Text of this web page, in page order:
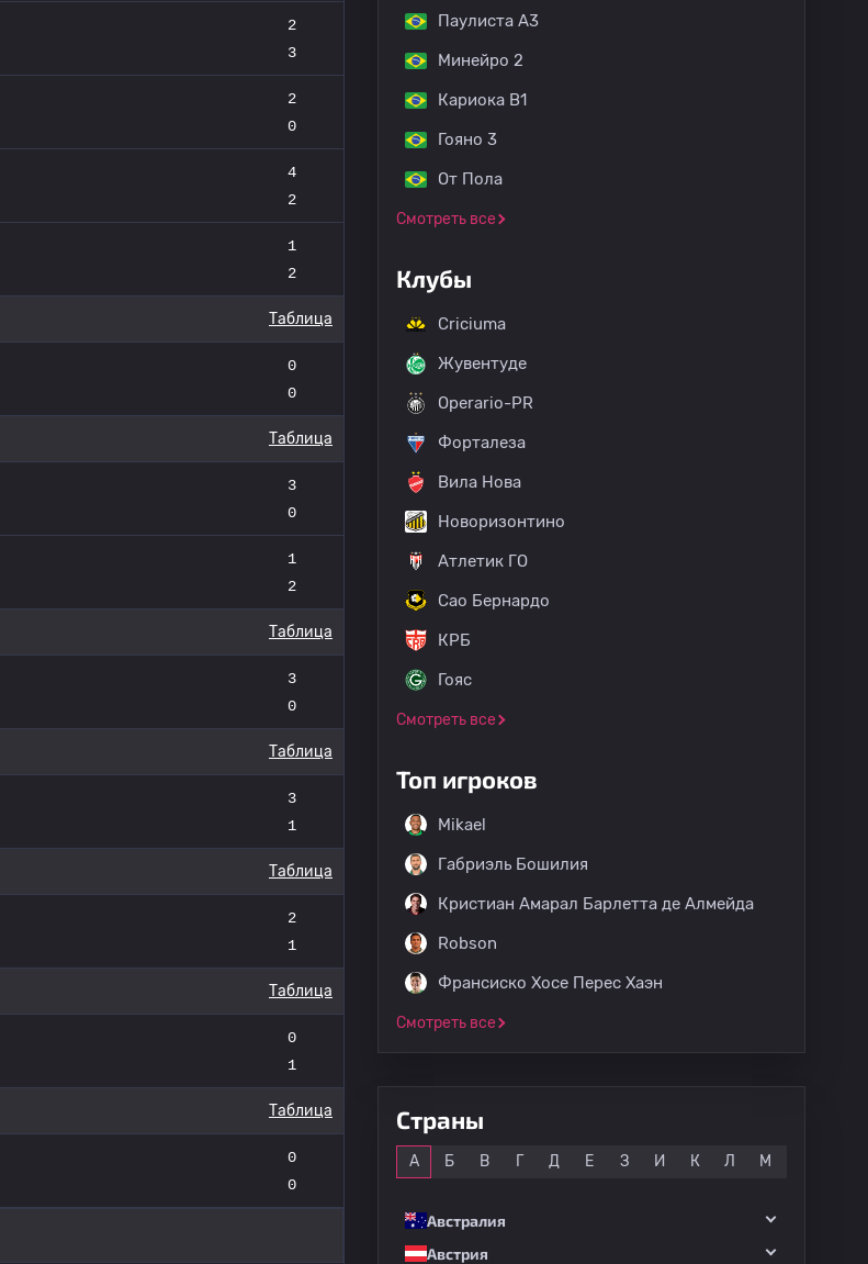
2
3
2
0
4
2
1
2
Таблица
0
0
Таблица
3
0
1
2
Таблица
3
0
Таблица
3
1
Таблица
2
1
Таблица
0
1
Таблица
0
0
Паулиста A3
Минейро 2
Кариока B1
Гояно 3
От Пола
Смотреть все
Клубы
Criciuma
Жувентуде
Operario-PR
Форталеза
Вила Нова
Новоризонтино
Атлетик ГО
Сао Бернардо
КРБ
Гояс
Смотреть все
Топ игроков
Mikael
Габриэль Бошилия
Кристиан Амарал Барлетта де Алмейда
Robson
Франсиско Хосе Перес Хаэн
Смотреть все
Страны
А Б В Г Д Е З И К Л М
Австралия
Австрия